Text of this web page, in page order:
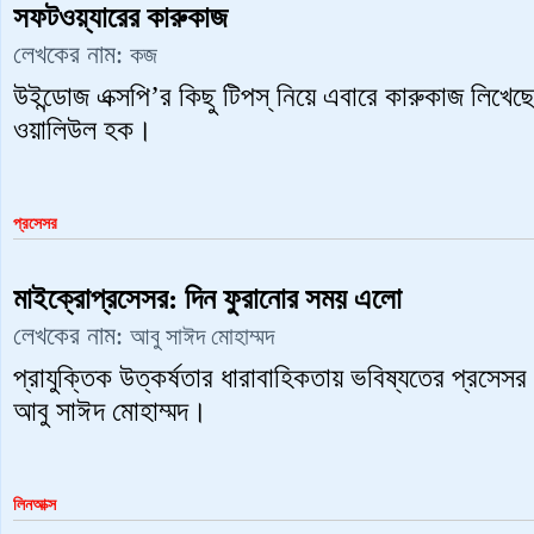
সফটওয়্যারের কারুকাজ
লেখকের নাম: কজ
উইন্ডোজ এক্সপি’র কিছু টিপস্‌ নিয়ে এবারে কারুকাজ
ওয়ালিউল হক।
প্রসেসর
মাইক্রোপ্রসেসর: দিন ফুরানোর সময় এলো
লেখকের নাম: আবু সাঈদ মোহাম্মদ
প্রাযুক্তিক উত্কর্ষতার ধারাবাহিকতায় ভবিষ্যতের
আবু সাঈদ মোহাম্মদ।
লিনআক্স